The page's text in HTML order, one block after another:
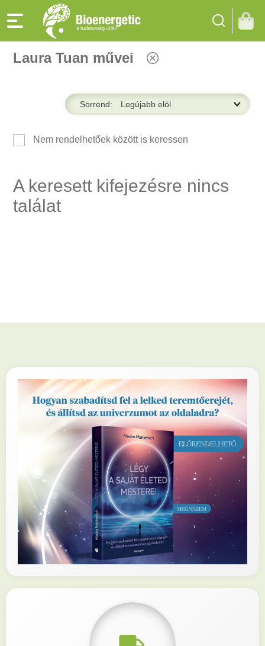
Laura Tuan művei
Sorrend:
Nem rendelhetőek között is keressen
A keresett kifejezésre nincs
találat